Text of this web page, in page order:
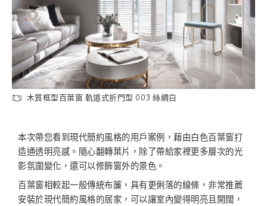
木質框型百葉窗 軌道式折門型 003 絲綢白
本次帶您看到現代簡約風格的用戶案例，藉由白色百葉窗打
造通透明亮感。隨心翻轉葉片，除了帶給家裡更多層次的光
影氛圍變化，還可以修飾窗外的景色。
百葉窗相較起一般傳統布簾，具有更俐落的線條，非常推薦
安裝於現代簡約風格的居家，可以讓室內變得明亮且開闊，